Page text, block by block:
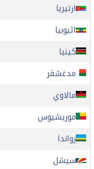
ارتيريا
اثيوبيا
كينيا
مدغشقر
مالاوي
موريشيوس
رواندا
سيشل